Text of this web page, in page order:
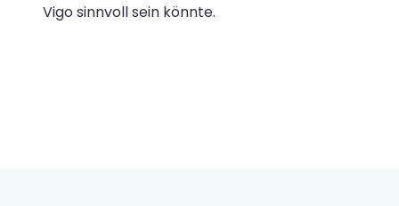
Vigo sinnvoll sein könnte.